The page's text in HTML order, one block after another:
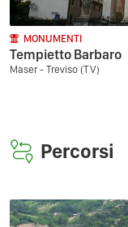
MONUMENTI
Tempietto Barbaro
Maser - Treviso (TV)
Percorsi